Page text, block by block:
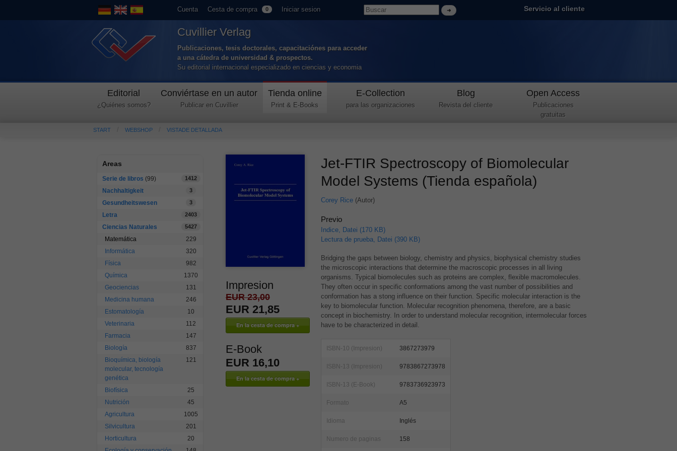
Cuenta Cesta de compra 0 Iniciar sesion Servicio al cliente
Cuvillier Verlag
Publicaciones, tesis doctorales, capacitaciónes para acceder
a una cátedra de universidad & prospectos.
Su editorial internacional especializado en ciencias y economia
Editorial
¿Quiénes somos?
Conviértase en un autor
Publicar en Cuvillier
Tienda online
Print & E-Books
E-Collection
para las organizaciones
Blog
Revista del cliente
Open Access
Publicaciones
gratuitas
START WEBSHOP VISTADE DETALLADA
Areas
Serie de libros (99) 1412
Nachhaltigkeit 3
Gesundheitswesen 3
Letra 2403
Ciencias Naturales 5427
Matemática
229
Informática
320
Física
982
Química
1370
Geociencias
131
Medicina humana
246
Estomatología
10
Veterinaria
112
Farmacia
147
Biología
837
Bioquímica, biología
molecular, tecnología
genética
121
Biofísica
25
Nutrición
45
Agricultura
1005
Silvicultura
201
Horticultura
20
Impresion
EUR 23,00
EUR 21,85
E-Book
EUR 16,10
Jet-FTIR Spectroscopy of Biomolecular
Model Systems (Tienda española)
Corey Rice(Autor)
Previo
Indice, Datei (170 KB)
Lectura de prueba, Datei (390 KB)
Bridging the gaps between biology, chemistry and physics, biophysical chemistry studies
the microscopic interactions that determine the macroscopic processes in all living
organisms. Typical biomolecules such as proteins are complex, flexible macromolecules.
They often occur in specific conformations among the vast number of possibilities and
conformation has a stong influence on their function. Specific molecular interaction is the
key to biomolecular function. Molecular recognition phenomena, therefore, are a basic
concept in biochemistry. In order to understand molecular recognition, intermolecular forces
have to be characterized in detail.
ISBN-10 (Impresion) 3867273979
ISBN-13 (Impresion) 9783867273978
ISBN-13 (E-Book) 9783736923973
Formato A5
Idioma Inglés
Numero de paginas 158